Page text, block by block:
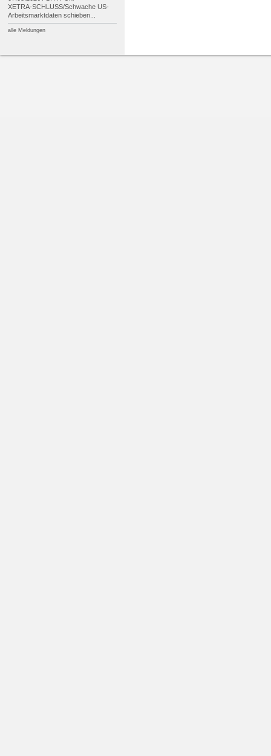
XETRA-SCHLUSS/Schwache US-
Arbeitsmarktdaten schieben...
alle Meldungen